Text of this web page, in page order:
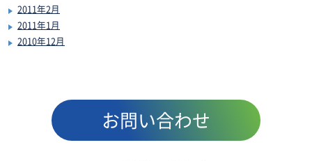
2011年2月
2011年1月
2010年12月
お問い合わせ